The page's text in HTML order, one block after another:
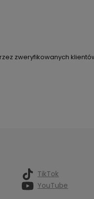
zweryfikowanych
TikTok
YouTube